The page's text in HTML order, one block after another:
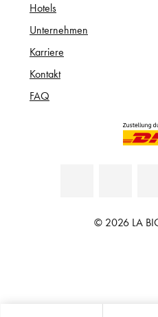
Hotels
Unternehmen
Karriere
Kontakt
FAQ
© 2026 LA